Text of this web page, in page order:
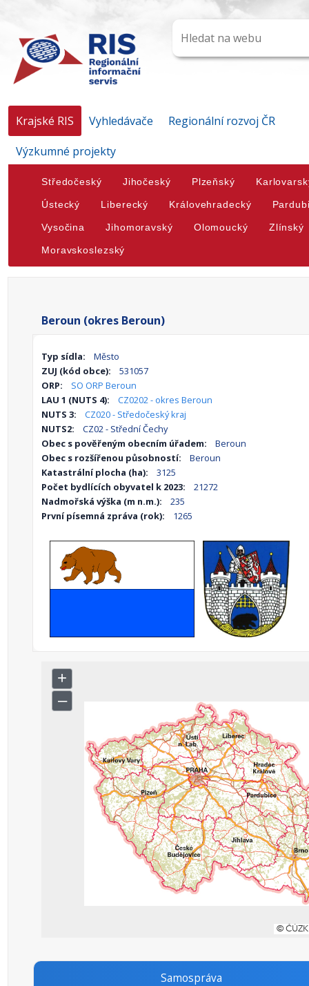
Krajské RIS Vyhledávače
Regionální rozvoj ČR
Výzkumné projekty
Středočeský Jihočeský Plzeňský
Ústecký Liberecký Královehradecký
Vysočina Jihomoravský Olomoucký Zlínský
Moravskoslezský
Beroun (okres Beroun)
Typ sídla:
Město
ZUJ (kód obce):
531057
ORP:
SO ORP Beroun
LAU 1 (NUTS 4):
CZ0202 - okres Beroun
NUTS 3:
CZ020 - Středočeský kraj
NUTS2:
CZ02 - Střední Čechy
Obec s pověřeným obecním úřadem:
Beroun
Obec s rozšířenou působností:
Beroun
Katastrální plocha (ha):
3125
Počet bydlících obyvatel k 2023:
21272
Nadmořská výška (m n.m.):
235
První písemná zpráva (rok):
1265
Samospráva